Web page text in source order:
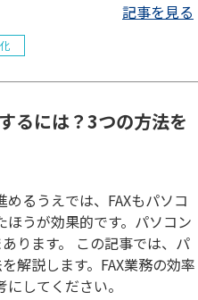
記事を見る
るには？3つの方法を
るうえでは、FAXもパソコ
うが効果的です。パソコン
記事では、パ
解説します。FAX業務の効率
してください。